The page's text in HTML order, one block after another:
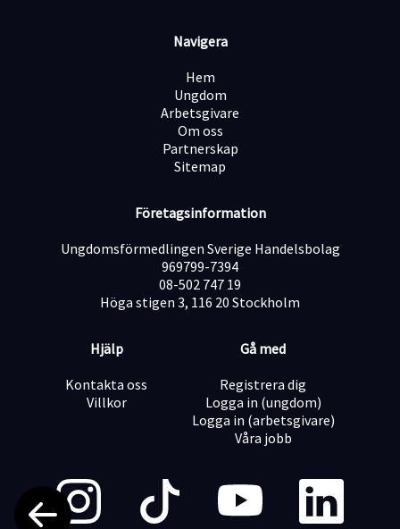
Navigera
Hem
Ungdom
Arbetsgivare
Om oss
Partnerskap
Sitemap
Företagsinformation
Ungdomsförmedlingen Sverige Handelsbolag
969799-7394
08-502 747 19
Höga stigen 3, 116 20 Stockholm
Hjälp
Kontakta oss
Villkor
Gå med
Registrera dig
Logga in (ungdom)
Logga in (arbetsgivare)
Våra jobb